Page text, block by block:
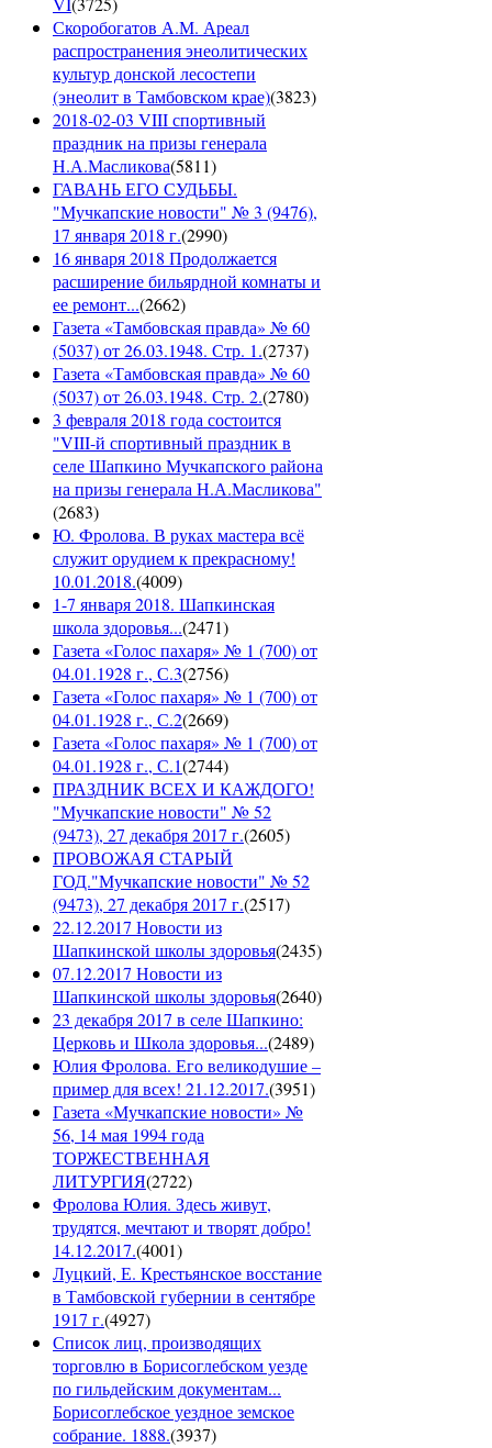
Скоробогатов А.М. Ареал
распространения энеолитических
культур донской лесостепи
(энеолит в Тамбовском крае)(3823)
2018-02-03 VIII спортивный
праздник на призы генерала
Н.А.Масликова(5811)
ГАВАНЬ ЕГО СУДЬБЫ.
"Мучкапские новости" № 3 (9476),
17 января 2018 г.(2990)
16 января 2018 Продолжается
расширение бильярдной комнаты и
ее ремонт...(2662)
Газета «Тамбовская правда» № 60
(5037) от 26.03.1948. Стр. 1.(2737)
Газета «Тамбовская правда» № 60
(5037) от 26.03.1948. Стр. 2.(2780)
3 февраля 2018 года состоится
"VIII-й спортивный праздник в
селе Шапкино Мучкапского района
на призы генерала Н.А.Масликова"
(2683)
Ю. Фролова. В руках мастера всё
служит орудием к прекрасному!
10.01.2018.(4009)
1-7 января 2018. Шапкинская
школа здоровья...(2471)
Газета «Голос пахаря» № 1 (700) от
04.01.1928 г., С.3(2756)
Газета «Голос пахаря» № 1 (700) от
04.01.1928 г., С.2(2669)
Газета «Голос пахаря» № 1 (700) от
04.01.1928 г., С.1(2744)
ПРАЗДНИК ВСЕХ И КАЖДОГО!
"Мучкапские новости" № 52
(9473), 27 декабря 2017 г.(2605)
ПРОВОЖАЯ СТАРЫЙ
ГОД."Мучкапские новости" № 52
(9473), 27 декабря 2017 г.(2517)
22.12.2017 Новости из
Шапкинской школы здоровья(2435)
07.12.2017 Новости из
Шапкинской школы здоровья(2640)
23 декабря 2017 в селе Шапкино:
Церковь и Школа здоровья...(2489)
Юлия Фролова. Его великодушие –
пример для всех! 21.12.2017.(3951)
Газета «Мучкапские новости» №
56, 14 мая 1994 года
ТОРЖЕСТВЕННАЯ
ЛИТУРГИЯ(2722)
Фролова Юлия. Здесь живут,
трудятся, мечтают и творят добро!
14.12.2017.(4001)
Луцкий, Е. Крестьянское восстание
в Тамбовской губернии в сентябре
1917 г.(4927)
Список лиц, производящих
торговлю в Борисоглебском уезде
по гильдейским документам...
Борисоглебское уездное земское
собрание. 1888.(3937)